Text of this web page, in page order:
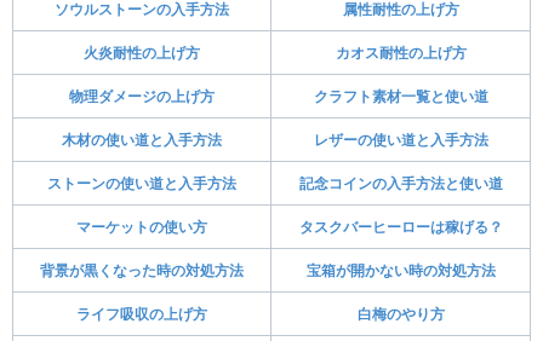
ソウルストーンの入手方法 属性耐性の上げ方
火炎耐性の上げ方 カオス耐性の上げ方
物理ダメージの上げ方 クラフト素材一覧と使い道
木材の使い道と入手方法 レザーの使い道と入手方法
ストーンの使い道と入手方法 記念コインの入手方法と使い道
マーケットの使い方 タスクバーヒーローは稼げる？
背景が黒くなった時の対処方法 宝箱が開かない時の対処方法
ライフ吸収の上げ方 白梅のやり方